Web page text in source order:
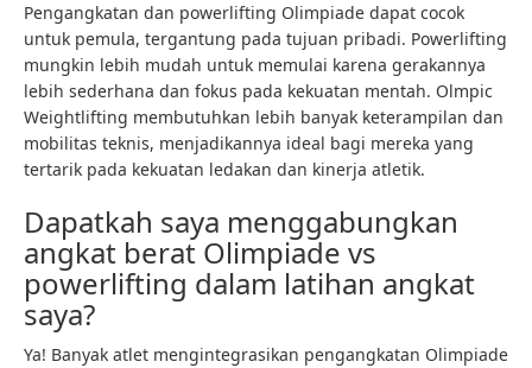
Pengangkatan dan powerlifting Olimpiade dapat cocok
untuk pemula, tergantung pada tujuan pribadi. Powerlifting
mungkin lebih mudah untuk memulai karena gerakannya
lebih sederhana dan fokus pada kekuatan mentah. Olmpic
Weightlifting membutuhkan lebih banyak keterampilan dan
mobilitas teknis, menjadikannya ideal bagi mereka yang
tertarik pada kekuatan ledakan dan kinerja atletik.
Dapatkah saya menggabungkan
angkat berat Olimpiade vs
powerlifting dalam latihan angkat
saya?
Ya! Banyak atlet mengintegrasikan pengangkatan Olimpiade